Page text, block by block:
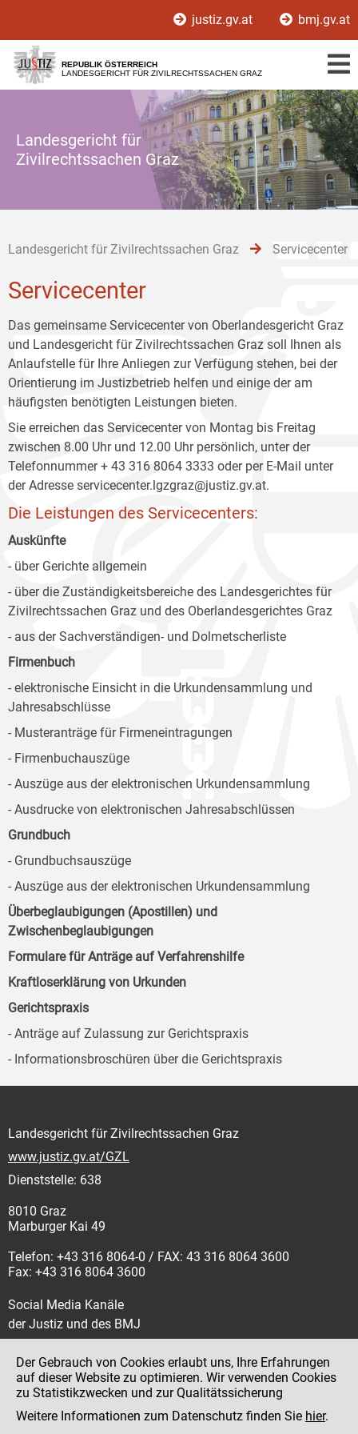
[1]
[2]
[3]
justiz.gv.at bmj.gv.at
REPUBLIK ÖSTERREICH
LANDESGERICHT FÜR ZIVILRECHTSSACHEN GRAZ
Landesgericht für
Zivilrechtssachen Graz
Landesgericht für Zivilrechtssachen Graz Servicecenter
Servicecenter
Das gemeinsame Servicecenter von Oberlandesgericht Graz
und Landesgericht für Zivilrechtssachen Graz soll Ihnen als
Anlaufstelle für Ihre Anliegen zur Verfügung stehen, bei der
Orientierung im Justizbetrieb helfen und einige der am
häufigsten benötigten Leistungen bieten.
Sie erreichen das Servicecenter von Montag bis Freitag
zwischen 8.00 Uhr und 12.00 Uhr persönlich, unter der
Telefonnummer + 43 316 8064 3333 oder per E-Mail unter
der Adresse servicecenter.lgzgraz@justiz.gv.at.
Die Leistungen des Servicecenters:
Auskünfte
- über Gerichte allgemein
- über die Zuständigkeitsbereiche des Landesgerichtes für
Zivilrechtssachen Graz und des Oberlandesgerichtes Graz
- aus der Sachverständigen- und Dolmetscherliste
Firmenbuch
- elektronische Einsicht in die Urkundensammlung und
Jahresabschlüsse
- Musteranträge für Firmeneintragungen
- Firmenbuchauszüge
- Auszüge aus der elektronischen Urkundensammlung
- Ausdrucke von elektronischen Jahresabschlüssen
Grundbuch
- Grundbuchsauszüge
- Auszüge aus der elektronischen Urkundensammlung
Überbeglaubigungen (Apostillen) und
Zwischenbeglaubigungen
Formulare für Anträge auf Verfahrenshilfe
Kraftloserklärung von Urkunden
Gerichtspraxis
- Anträge auf Zulassung zur Gerichtspraxis
- Informationsbroschüren über die Gerichtspraxis
Landesgericht für Zivilrechtssachen Graz
www.justiz.gv.at/GZL
Dienststelle: 638
8010 Graz
Marburger Kai 49
Telefon: +43 316 8064-0 / FAX: 43 316 8064 3600
Fax: +43 316 8064 3600
Social Media Kanäle
der Justiz und des BMJ
Impressum
Datenschutz
Der Gebrauch von Cookies erlaubt uns, Ihre Erfahrungen
auf dieser Website zu optimieren. Wir verwenden Cookies
zu Statistikzwecken und zur Qualitätssicherung
Weitere Informationen zum Datenschutz finden Sie hier.